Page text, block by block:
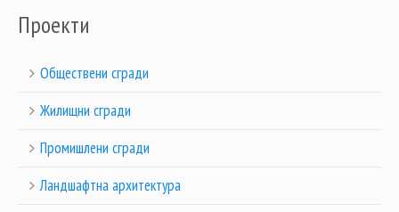
Проекти
Обществени сгради
Жилищни сгради
Промишлени сгради
Ландшафтна архитектура